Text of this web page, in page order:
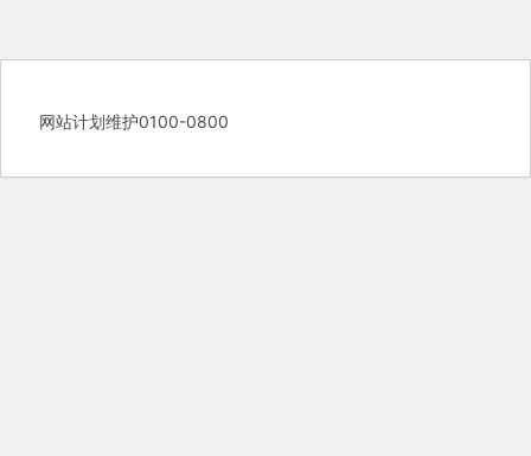
网站计划维护0100-0800